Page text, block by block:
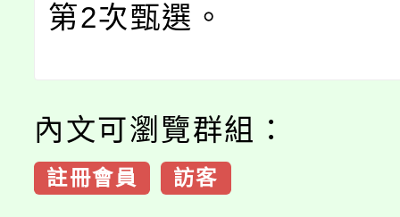
第2次甄選。
內文可瀏覽群組：
註冊會員 訪客